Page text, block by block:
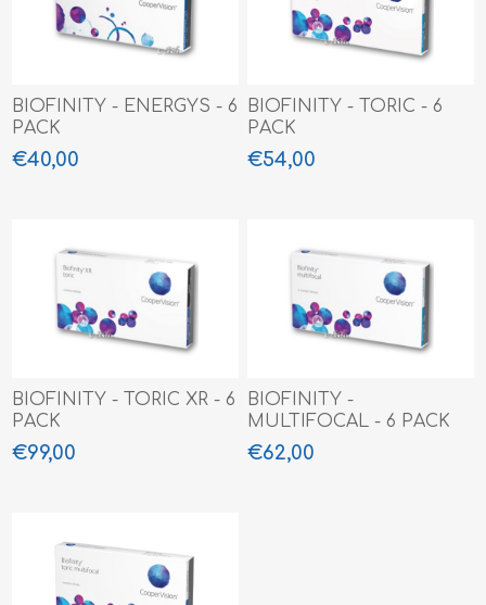
BIOFINITY - ENERGYS - 6
PACK
€40,00
BIOFINITY - TORIC - 6
PACK
€54,00
BIOFINITY - TORIC XR - 6
PACK
€99,00
BIOFINITY -
MULTIFOCAL - 6 PACK
€62,00